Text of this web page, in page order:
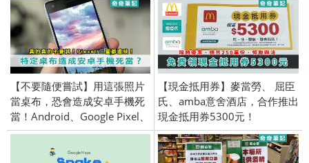
【不要隨便嘗試】用這張照片
當桌布，恐會造成安卓手機死
當！Android、Google Pixel、
Samsung 三星
【現金抵用券】麥當勞、 屈臣
氏、amba意舍酒店，合作推出
現金抵用券5300元！